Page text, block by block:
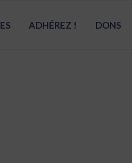
ADHÉREZ ! DONS